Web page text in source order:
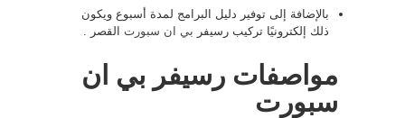
بالإضافة إلى توفير دليل البرامج لمدة أسبوع ويكون
ذلك إلكترونيًا تركيب رسيفر بي ان سبورت القصر .
مواصفات رسيفر بي ان
سبورت